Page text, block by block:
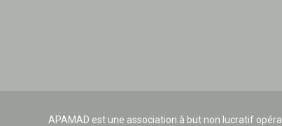
APAMAD est une association à but non lucratif